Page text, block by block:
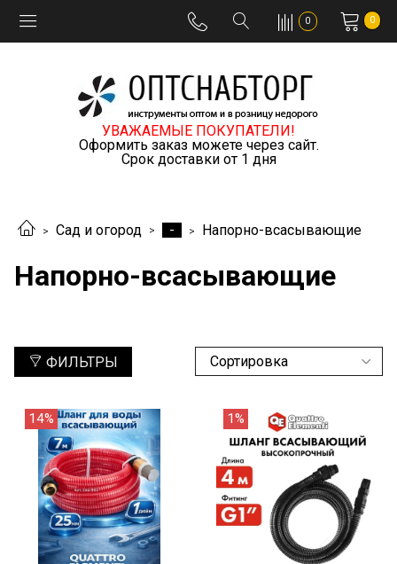
0 0
УВАЖАЕМЫЕ ПОКУПАТЕЛИ!
Оформить заказ можете через сайт.
Срок доставки от 1 дня
Сад и огород - Напорно-всасывающие
Напорно-всасывающие
ФИЛЬТРЫ
14% 1%